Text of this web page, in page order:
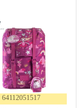
64112051517